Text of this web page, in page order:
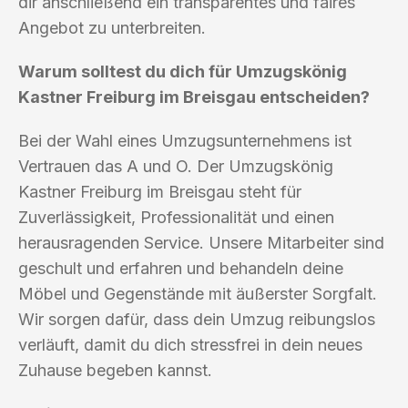
Angebot zu unterbreiten.
Warum solltest du dich für Umzugskönig
Kastner Freiburg im Breisgau entscheiden?
Bei der Wahl eines Umzugsunternehmens ist
Vertrauen das A und O. Der Umzugskönig
Kastner Freiburg im Breisgau steht für
Zuverlässigkeit, Professionalität und einen
herausragenden Service. Unsere Mitarbeiter sind
geschult und erfahren und behandeln deine
Möbel und Gegenstände mit äußerster Sorgfalt.
Wir sorgen dafür, dass dein Umzug reibungslos
verläuft, damit du dich stressfrei in dein neues
Zuhause begeben kannst.